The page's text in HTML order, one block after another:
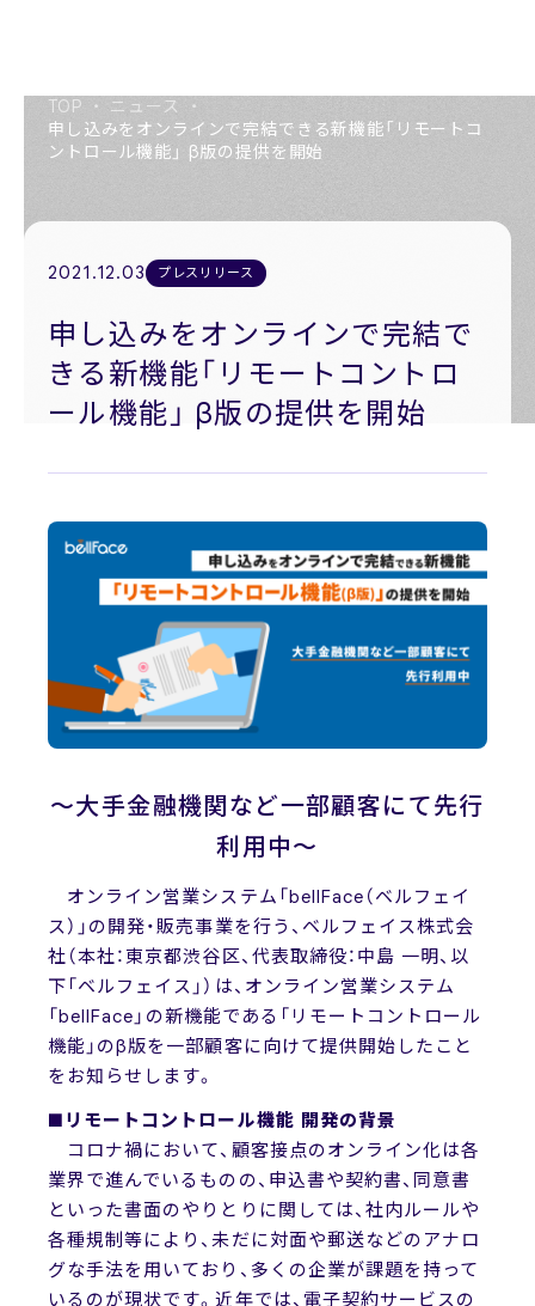
Members
Company
会社概要
ニュース
お問い合わせ
TOP ・ ニュース
・
申し込みをオンラインで完結できる新機能「リモートコ
ントロール機能」 β版の提供を開始
2021.12.03 プレスリリース
申し込みをオンラインで完結で
きる新機能「リモートコントロ
ール機能」 β版の提供を開始
～大手金融機関など一部顧客にて先行
利用中～
オンライン営業システム「bellFace（ベルフェイ
ス）」の開発・販売事業を行う、ベルフェイス株式会
社（本社：東京都渋谷区、代表取締役：中島 一明、以
下「ベルフェイス」）は、オンライン営業システム
「bellFace」の新機能である「リモートコントロール
機能」のβ版を一部顧客に向けて提供開始したこと
をお知らせします。
■リモートコントロール機能 開発の背景
コロナ禍において、顧客接点のオンライン化は各
業界で進んでいるものの、申込書や契約書、同意書
といった書面のやりとりに関しては、社内ルールや
各種規制等により、未だに対面や郵送などのアナロ
グな手法を用いており、多くの企業が課題を持って
いるのが現状です。近年では、電子契約サービスの